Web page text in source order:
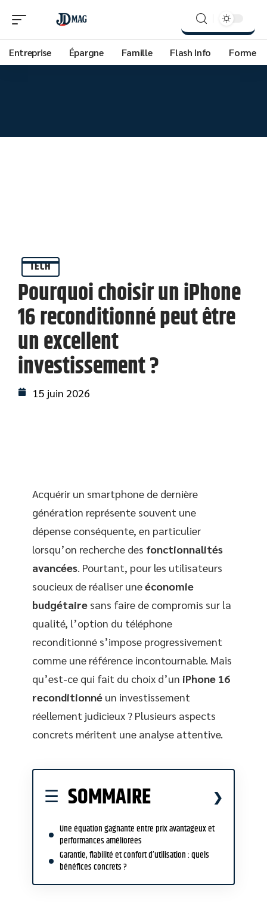
Entreprise Épargne Famille Flash Info Forme
TECH
Pourquoi choisir un iPhone
16 reconditionné peut être
un excellent
investissement ?
15 juin 2026
Acquérir un smartphone de dernière
génération représente souvent une
dépense conséquente, en particulier
lorsqu’on recherche des fonctionnalités
avancées. Pourtant, pour les utilisateurs
soucieux de réaliser uneéconomie
budgétaire sans faire de compromis sur la
qualité, l’option du téléphone
reconditionné s’impose progressivement
comme une référence incontournable. Mais
qu’est-ce qui fait du choix d’un iPhone 16
reconditionné un investissement
réellement judicieux ? Plusieurs aspects
concrets méritent une analyse attentive.
SOMMAIRE
Une équation gagnante entre prix avantageux et
performances améliorées
Garantie, fiabilité et confort d’utilisation : quels
bénéfices concrets ?